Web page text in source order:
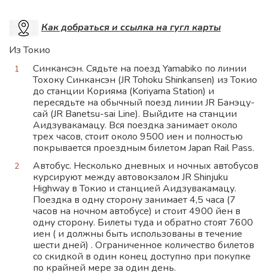
Как добраться и ссылка на гугл карты
Из Токио
Синкансэн. Сядьте на поезд Yamabiko по линии
Тохоку Синкансэн (JR Tohoku Shinkansen) из Токио
до станции Корияма (Koriyama Station) и
пересядьте на обычный поезд линии JR Банэцу-
сай (JR Banetsu-sai Line). Выйдите на станции
Аидзувакамацу. Вся поездка занимает около
трех часов, стоит около 9500 иен и полностью
покрывается проездным билетом Japan Rail Pass.
Автобус. Несколько дневных и ночных автобусов
курсируют между автовокзалом JR Shinjuku
Highway в Токио и станцией Аидзувакамацу.
Поездка в одну сторону занимает 4,5 часа (7
часов на ночном автобусе) и стоит 4900 йен в
одну сторону. Билеты туда и обратно стоят 7600
иен ( и должны быть использованы в течение
шести дней) . Ограниченное количество билетов
со скидкой в один конец доступно при покупке
по крайней мере за один день.